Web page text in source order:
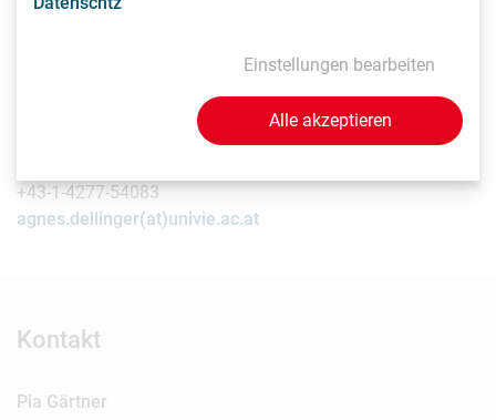
Department für Botanik und Biodiversitätsforschung
+43-1-4277-54083
agnes.dellinger(at)univie.ac.at
Kontakt
Pia Gärtner
Einstellungen bearbeiten
Alle akzeptieren